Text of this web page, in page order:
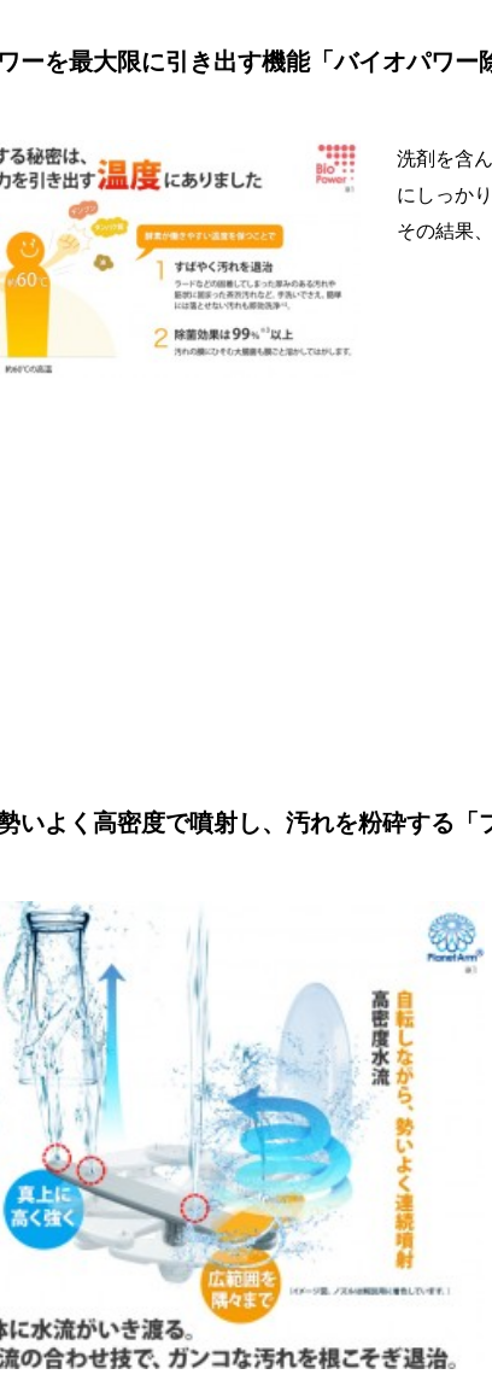
ーを最大限に引き出す機能「バイオパワー
洗剤を含
にしっか
その結果
いよく高密度で噴射し、汚れを粉砕する「